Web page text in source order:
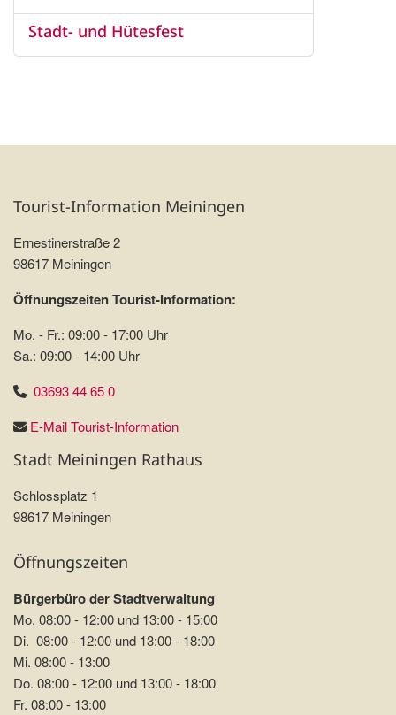
Stadt- und Hütesfest
Tourist-Information Meiningen
Ernestinerstraße 2
98617 Meiningen
Öffnungszeiten Tourist-Information:
Mo. - Fr.: 09:00 - 17:00 Uhr
Sa.: 09:00 - 14:00 Uhr
03693 44 65 0
E-Mail Tourist-Information
Stadt Meiningen Rathaus
Schlossplatz 1
98617 Meiningen
Öffnungszeiten
Bürgerbüro der Stadtverwaltung
Mo. 08:00 - 12:00 und 13:00 - 15:00
Di. 08:00 - 12:00 und 13:00 - 18:00
Mi. 08:00 - 13:00
Do. 08:00 - 12:00 und 13:00 - 18:00
Fr. 08:00 - 13:00